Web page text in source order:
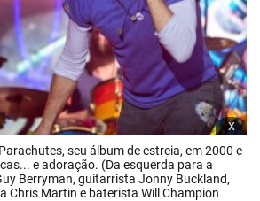
x
seu álbum de estreia, em 2000 e
e adoração. (Da esquerda para a
Berryman, guitarrista Jonny Buckland,
Chris Martin e baterista Will Champion